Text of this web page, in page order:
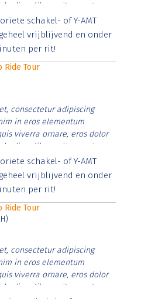
diam libero vitae erat.
cursus id rutrum lorem
risus tristique posuere.
schakel- of Y-AMT
vrijblijvend en onder
per rit!
Ride Tour
consectetur adipiscing
in eros elementum
viverra ornare, eros dolor
diam libero vitae erat.
cursus id rutrum lorem
risus tristique posuere.
schakel- of Y-AMT
vrijblijvend en onder
per rit!
Ride Tour
consectetur adipiscing
in eros elementum
viverra ornare, eros dolor
diam libero vitae erat.